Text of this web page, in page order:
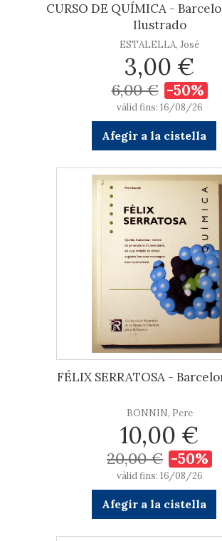
CURSO DE QUÍMICA -
Ilustrado
ESTALELLA, José
3,00 €
6,00 € -50%
vàlid fins: 16/08/26
Afegir a la cistella
FÉLIX SERRATOSA -
BONNIN, Pere
10,00 €
20,00 € -50%
vàlid fins: 16/08/26
Afegir a la cistella